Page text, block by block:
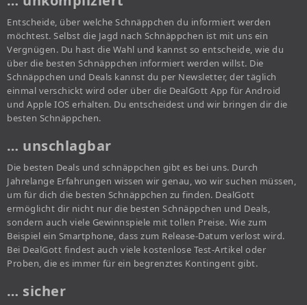
Entscheide, über welche Schnäppchen du informiert werden
möchtest. Selbst die Jagd nach Schnäppchen ist mit uns ein
Vergnügen. Du hast die Wahl und kannst so entscheide, wie du
über die besten Schnäppchen informiert werden willst. Die
Schnäppchen und Deals kannst du per Newsletter, der täglich
einmal verschickt wird oder über die DealGott App für Android
und Apple IOS erhalten. Du entscheidest und wir bringen dir die
besten Schnäppchen.
… unschlagbar
Die besten Deals und schnäppchen gibt es bei uns. Durch
Jahrelange Erfahrungen wissen wir genau, wo wir suchen müssen,
um für dich die besten Schnäppchen zu finden. DealGott
ermöglicht dir nicht nur die besten Schnäppchen und Deals,
sondern auch viele Gewinnspiele mit tollen Preise. Wie zum
Beispiel ein Smartphone, dass zum Release-Datum verlost wird.
Bei DealGott findest auch viele kostenlose Test-Artikel oder
Proben, die es immer für ein begrenztes Kontingent gibt.
… sicher